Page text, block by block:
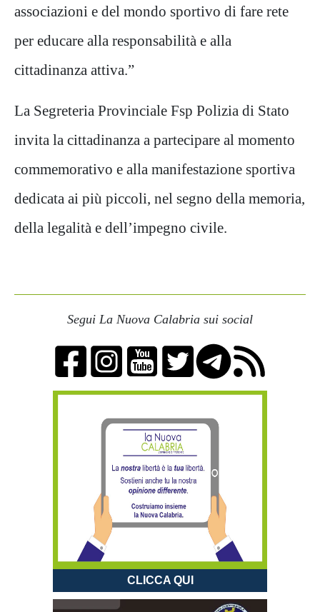
associazioni e del mondo sportivo di fare rete
per educare alla responsabilità e alla
cittadinanza attiva.”
La Segreteria Provinciale Fsp Polizia di Stato
invita la cittadinanza a partecipare al momento
commemorativo e alla manifestazione sportiva
dedicata ai più piccoli, nel segno della memoria,
della legalità e dell’impegno civile.
Segui La Nuova Calabria sui social
CLICCA QUI